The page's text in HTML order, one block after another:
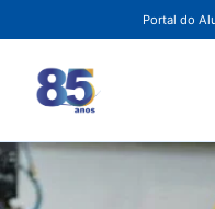
Portal do